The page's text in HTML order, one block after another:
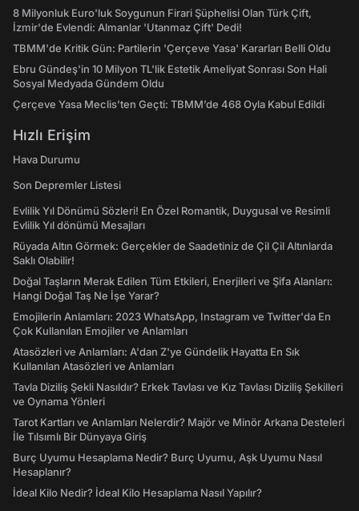
8 Milyonluk Euro'luk Soygunun Firari Şüphelisi Olan Türk Çift,
İzmir'de Evlendi: Almanlar 'Utanmaz Çift' Dedi!
TBMM'de Kritik Gün: Partilerin 'Çerçeve Yasa' Kararları Belli Oldu
Ebru Gündeş'in 10 Milyon TL'lik Estetik Ameliyat Sonrası Son Hali
Sosyal Medyada Gündem Oldu
Çerçeve Yasa Meclis’ten Geçti: TBMM’de 468 Oyla Kabul Edildi
Hızlı Erişim
Hava Durumu
Son Depremler Listesi
Evlilik Yıl Dönümü Sözleri! En Özel Romantik, Duygusal ve Resimli
Evlilik Yıl dönümü Mesajları
Rüyada Altın Görmek: Gerçekler de Saadetiniz de Çil Çil Altınlarda
Saklı Olabilir!
Doğal Taşların Merak Edilen Tüm Etkileri, Enerjileri ve Şifa Alanları:
Hangi Doğal Taş Ne İşe Yarar?
Emojilerin Anlamları: 2023 WhatsApp, Instagram ve Twitter'da En
Çok Kullanılan Emojiler ve Anlamları
Atasözleri ve Anlamları: A'dan Z'ye Gündelik Hayatta En Sık
Kullanılan Atasözleri ve Anlamları
Tavla Diziliş Şekli Nasıldır? Erkek Tavlası ve Kız Tavlası Diziliş Şekilleri
ve Oynama Yönleri
Tarot Kartları ve Anlamları Nelerdir? Majör ve Minör Arkana Desteleri
İle Tılsımlı Bir Dünyaya Giriş
Burç Uyumu Hesaplama Nedir? Burç Uyumu, Aşk Uyumu Nasıl
Hesaplanır?
İdeal Kilo Nedir? İdeal Kilo Hesaplama Nasıl Yapılır?